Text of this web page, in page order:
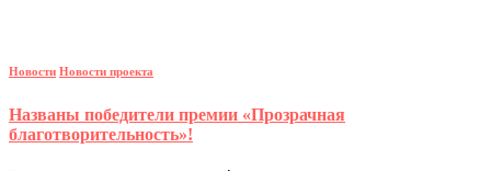
Новости Новости проекта
Названы победители премии «Прозрачная
благотворительность»!